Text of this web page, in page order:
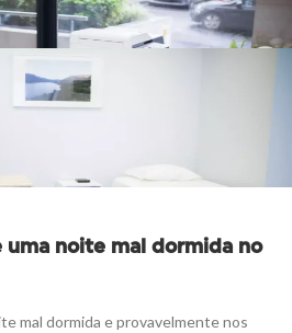
uma noite mal dormida no
mal dormida e provavelmente nos